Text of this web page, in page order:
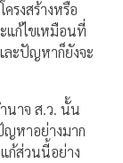
รงสร้างหรือ
แก้ไขเหมือนที่
ละปัญหาก็ยังจะ
นาจ ส.ว. นั้น
หาอย่างมาก
ก้ส่วนนี้อย่าง